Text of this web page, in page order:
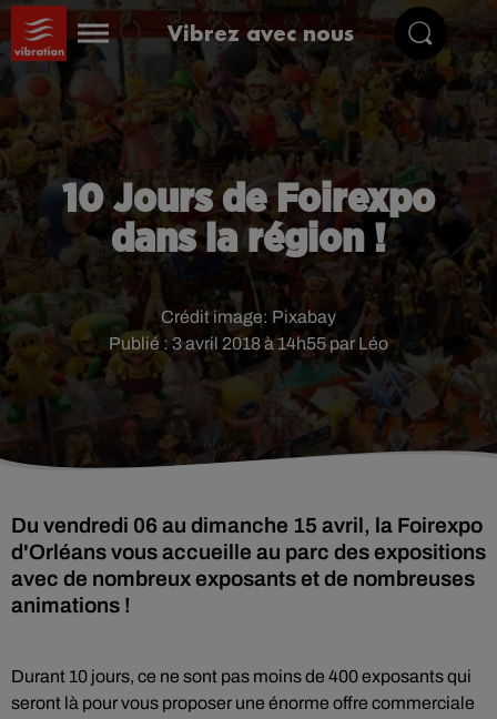
Vibrez avec nous
10 Jours de Foirexpo
dans la région !
Publié : 3 avril 2018 à 14h55 par Léo
Crédit image: Pixabay
Du vendredi 06 au dimanche 15 avril, la Foirexpo
d'Orléans vous accueille au parc des expositions
avec de nombreux exposants et de nombreuses
animations !
Durant 10 jours, ce ne sont pas moins de 400 exposants qui
seront là pour vous proposer une énorme offre commerciale